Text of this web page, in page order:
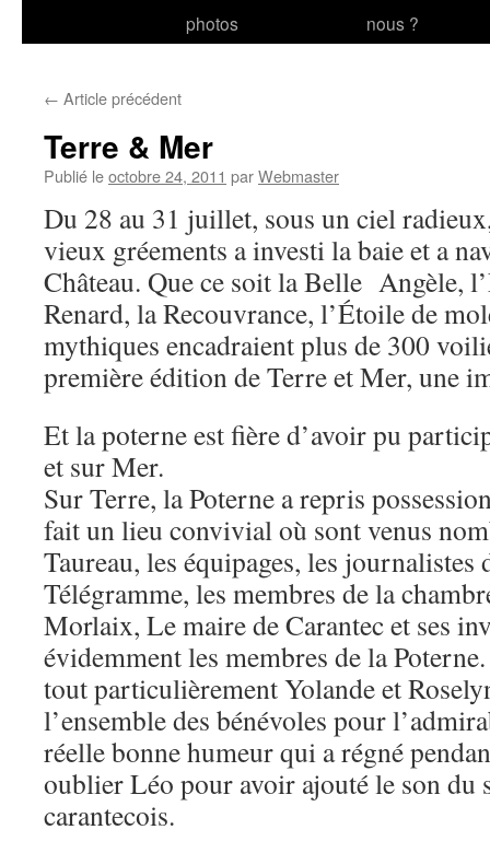
photos
nous ?
← Article précédent
Terre & Mer
Publié leoctobre 24, 2011 parWebmaster
Du 28 au 31 juillet, sous un ciel
vieux gréements a investi la baie et a
Château. Que ce soit la Belle Angèle,
Renard, la Recouvrance, l’Étoile de
mythiques encadraient plus de 300
première édition de Terre et Mer, une
Et la poterne est fière d’avoir pu
et sur Mer.
Sur Terre, la Poterne a repris
fait un lieu convivial où sont venus
Taureau, les équipages, les journalistes
Télégramme, les membres de la
Morlaix, Le maire de Carantec et ses
évidemment les membres de la
tout particulièrement Yolande et
l’ensemble des bénévoles pour
réelle bonne humeur qui a régné
oublier Léo pour avoir ajouté le son du
carantecois.